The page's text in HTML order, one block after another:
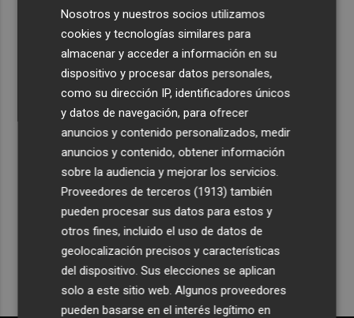
conquistar los históricos 20.000 puntos
Valencia Basket abrirá la EuroLeague Women en casa
ante Fenerbahce Opet
Recibe toda la actualidad de
Plaza Podcast en tu correo
Quiero suscribirme
Nosotros y nuestros socios utilizamos
cookies y tecnologías similares para
almacenar y acceder a información en su
dispositivo y procesar datos personales,
como su dirección IP, identificadores únicos
y datos de navegación, para ofrecer
anuncios y contenido personalizados, medir
anuncios y contenido, obtener información
sobre la audiencia y mejorar los servicios.
Proveedores de terceros (1913) también
pueden procesar sus datos para estos y
otros fines, incluido el uso de datos de
geolocalización precisos y características
del dispositivo. Sus elecciones se aplican
solo a este sitio web. Algunos proveedores
pueden basarse en el interés legítimo en